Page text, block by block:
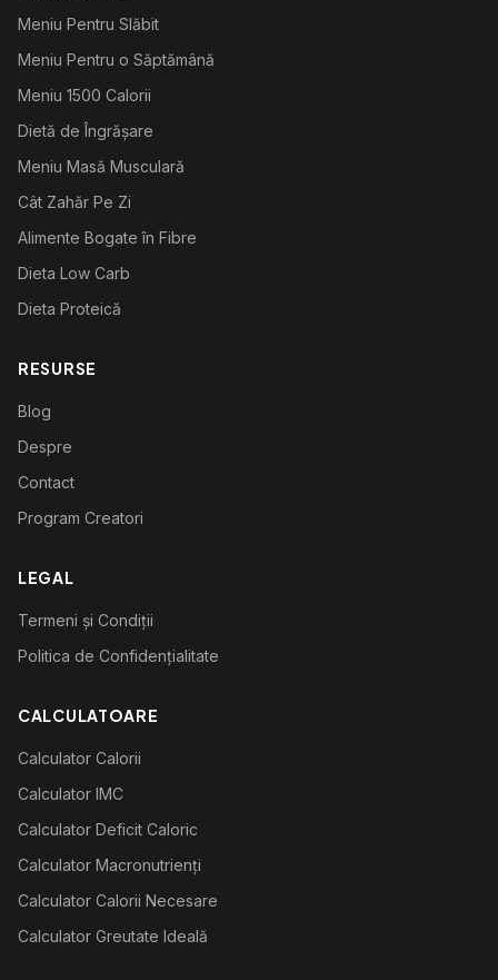
Meniu Pentru Slăbit
Meniu Pentru o Săptămână
Meniu 1500 Calorii
Dietă de Îngrășare
Meniu Masă Musculară
Cât Zahăr Pe Zi
Alimente Bogate în Fibre
Dieta Low Carb
Dieta Proteică
RESURSE
Blog
Despre
Contact
Program Creatori
LEGAL
Termeni și Condiții
Politica de Confidențialitate
CALCULATOARE
Calculator Calorii
Calculator IMC
Calculator Deficit Caloric
Calculator Macronutrienți
Calculator Calorii Necesare
Calculator Greutate Ideală